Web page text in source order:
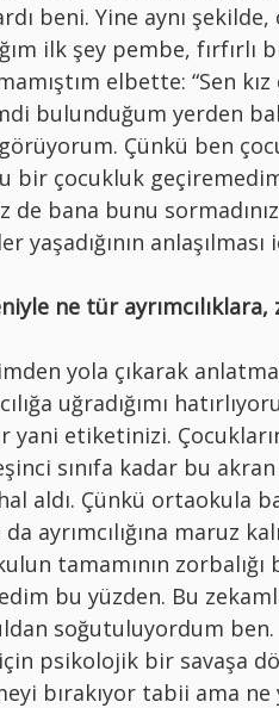
beni. Yine aynı
ilk şey pembe, fırfırlı
elbette: “Sen
bulunduğum yerden
Çünkü ben
bir çocukluk
bana bunu
yaşadığının
ne tür
yola çıkarak
uğradığımı
yani etiketinizi.
sınıfa kadar bu
aldı. Çünkü ortaokula
ayrımcılığına maruz
tamamının
bu yüzden. Bu
soğutuluyordum ben.
psikolojik bir savaşa
bırakıyor tabii ama ne